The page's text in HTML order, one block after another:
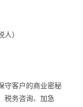
）
守客户的商业密秘
税务咨询、加急